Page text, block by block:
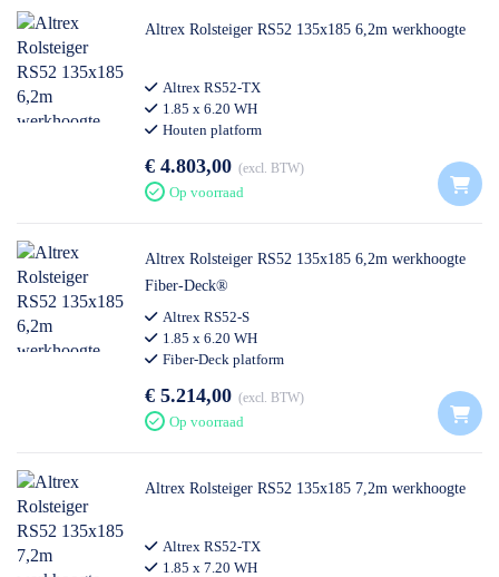
Altrex Rolsteiger RS52 135x185 6,2m werkhoogte
Altrex RS52-TX
1.85 x 6.20 WH
Houten platform
€ 4.803,00 excl. BTW
Op voorraad
Altrex Rolsteiger RS52 135x185 6,2m werkhoogte
Fiber-Deck®
Altrex RS52-S
1.85 x 6.20 WH
Fiber-Deck platform
€ 5.214,00 excl. BTW
Op voorraad
Altrex Rolsteiger RS52 135x185 7,2m werkhoogte
Altrex RS52-TX
1.85 x 7.20 WH